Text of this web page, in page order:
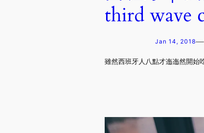
third wave
Jan 14, 2018—
雖然西班牙人八點才迤迤然開始